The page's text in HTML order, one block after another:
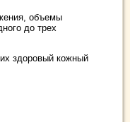
объемы
до трех
здоровый кожный